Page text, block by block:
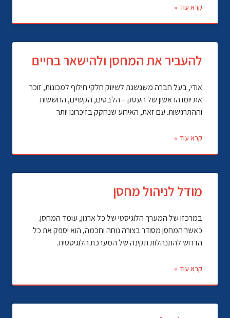
קרא עוד »
להעביר את המחסן ולהישאר בחיים
אודי, בעל חברה משגשגת לשיווק חלקי חילוף למכונות, זוכר
את יומו הראשון של העסק – הלבטים, הקשיים, החששות
וההתרגשות. עם זאת, האירוע שנחקק בזיכרונו יותר
קרא עוד »
מודל לניהול מחסן
במרכזו של המערך הלוגיסטי של כל ארגון, עומד המחסן.
כאשר המחסן מסודר בצורה נוחה וחכמה, הוא יספק את כל
הדרוש להתנהלות תקינה של המערכת הלוגיסטית.
קרא עוד »